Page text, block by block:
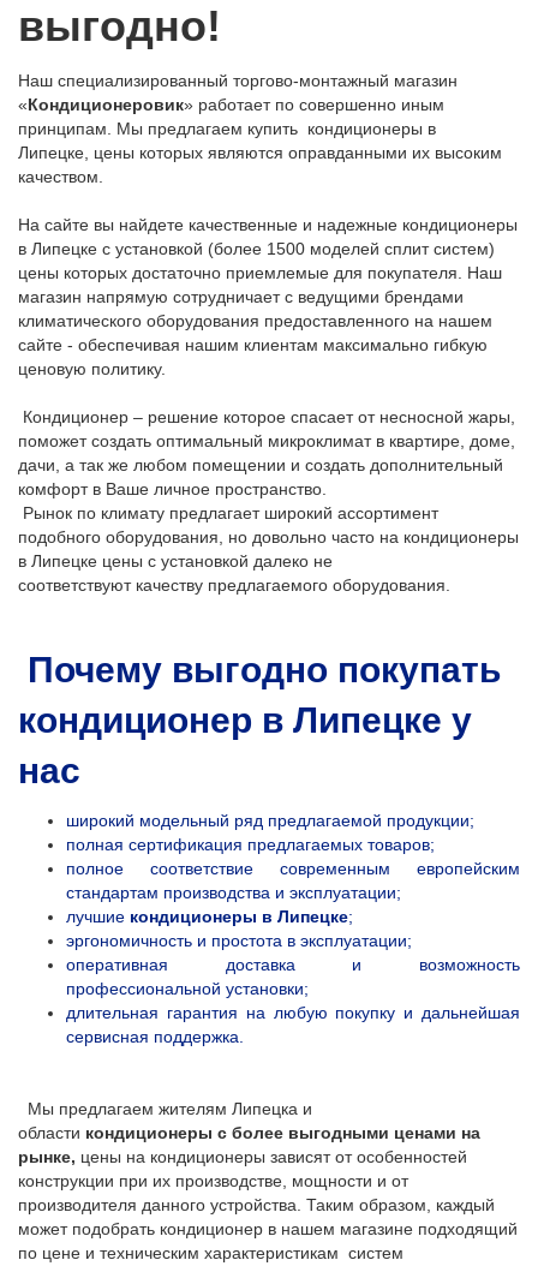
выгодно!
Наш специализированный торгово-монтажный магазин
«Кондиционеровик» работает по совершенно иным
принципам. Мы предлагаем купить кондиционеры в
Липецке, цены которых являются оправданными их высоким
качеством.
На сайте вы найдете качественные и надежные кондиционеры
в Липецке с установкой (более 1500 моделей сплит систем)
цены которых достаточно приемлемые для покупателя. Наш
магазин напрямую сотрудничает с ведущими брендами
климатического оборудования предоставленного на нашем
сайте - обеспечивая нашим клиентам максимально гибкую
ценовую политику.
Кондиционер – решение которое спасает от несносной жары,
поможет создать оптимальный микроклимат в квартире, доме,
дачи, а так же любом помещении и создать дополнительный
комфорт в Ваше личное пространство.
Рынок по климату предлагает широкий ассортимент
подобного оборудования, но довольно часто на кондиционеры
в Липецке цены с установкой далеко не
соответствуют качеству предлагаемого оборудования.
Почему выгодно покупать
кондиционер в Липецке у
нас
широкий модельный ряд предлагаемой продукции;
полная сертификация предлагаемых товаров;
полное соответствие современным европейским
стандартам производства и эксплуатации;
лучшие кондиционеры в Липецке;
эргономичность и простота в эксплуатации;
оперативная доставка и возможность
профессиональной установки;
длительная гарантия на любую покупку и дальнейшая
сервисная поддержка.
Мы предлагаем жителям Липецка и
области кондиционеры с более выгодными ценами на
рынке, цены на кондиционеры зависят от особенностей
конструкции при их производстве, мощности и от
производителя данного устройства. Таким образом, каждый
может подобрать кондиционер в нашем магазине подходящий
по цене и техническим характеристикам систем